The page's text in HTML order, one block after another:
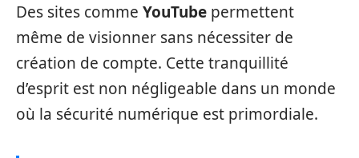
Des sites comme YouTube permettent
même de visionner sans nécessiter de
création de compte. Cette tranquillité
d’esprit est non négligeable dans un monde
où la sécurité numérique est primordiale.